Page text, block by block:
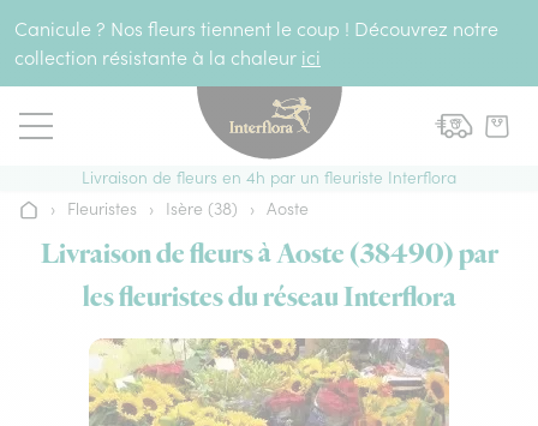
Canicule ? Nos fleurs tiennent le coup ! Découvrez notre
collection résistante à la chaleur ici
Livraison de fleurs en 4h par un fleuriste Interflora
Accueil
› Fleuristes › Isère (38) › Aoste
Livraison de fleurs à Aoste (38490) par
les fleuristes du réseau Interflora